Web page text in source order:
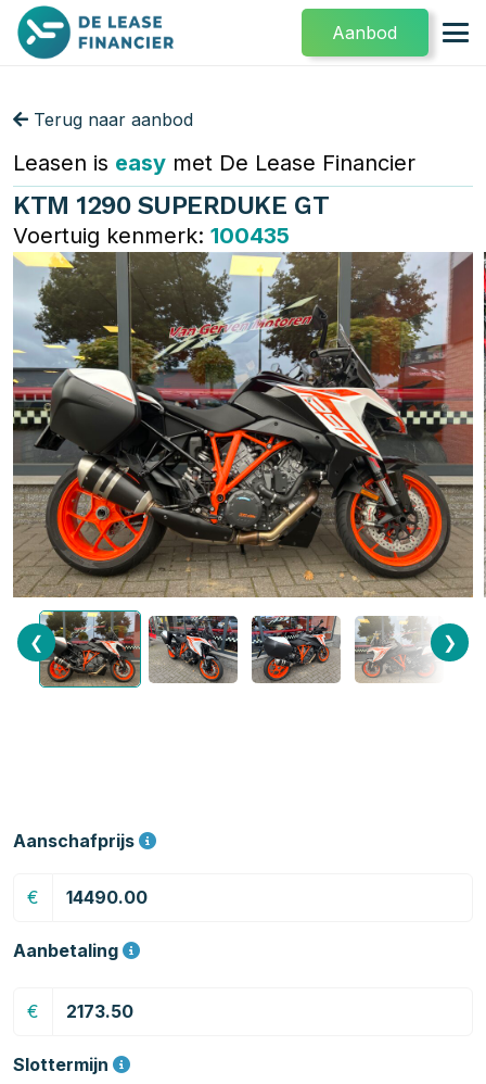
Aanbod
Terug naar aanbod
Leasen is easy met De Lease Financier
KTM 1290 SUPERDUKE GT
Voertuig kenmerk: 100435
❮ ❯
Aanschafprijs
€
Aanbetaling
€
Slottermijn